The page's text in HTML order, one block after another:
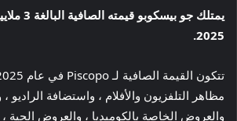
يمتلك جو
2025.
مظاهر التلفزيون والأفلام ، واستضافة الراديو
والعروض الخاصة بالكوميديا ​​، والعروض الحية